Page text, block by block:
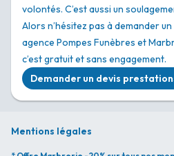
volontés. C’est aussi un
Alors n’hésitez pas à demander
agence Pompes Funèbres et
c’est gratuit et sans engagement.
Demander un devis
Mentions légales